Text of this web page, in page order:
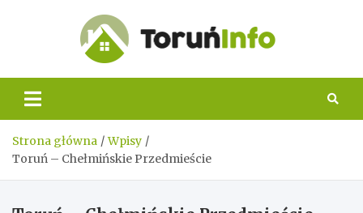
Info
Strona główna
Wpisy
Toruń – Chełmińskie Przedmieście